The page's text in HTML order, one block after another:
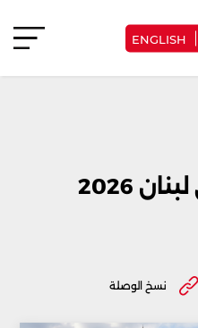
ENGLISH
2026
نسخ الوصلة